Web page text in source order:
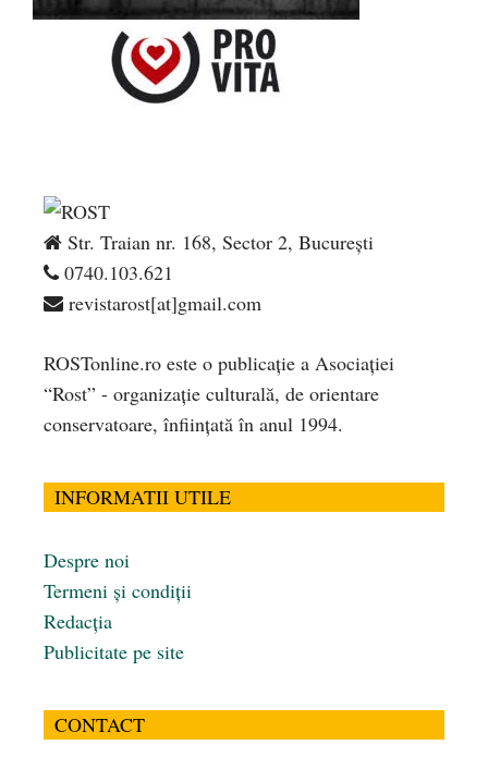
Str. Traian nr. 168, Sector 2, București
0740.103.621
revistarost[at]gmail.com
ROSTonline.ro este o publicaţie a Asociaţiei
“Rost” - organizaţie culturală, de orientare
conservatoare, înfiinţată în anul 1994.
INFORMATII UTILE
Despre noi
Termeni și condiții
Redacția
Publicitate pe site
CONTACT